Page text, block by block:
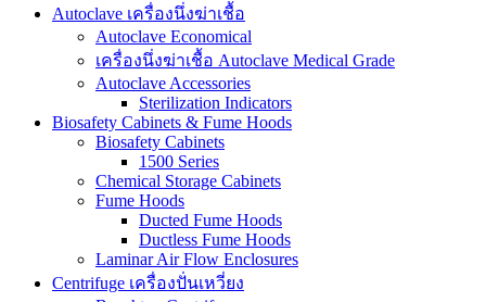
Autoclave เครื่องนึ่งฆ่าเชื้อ
Autoclave Economical
เครื่องนึ่งฆ่าเชื้อ Autoclave Medical Grade
Autoclave Accessories
Sterilization Indicators
Biosafety Cabinets & Fume Hoods
Biosafety Cabinets
1500 Series
Chemical Storage Cabinets
Fume Hoods
Ducted Fume Hoods
Ductless Fume Hoods
Laminar Air Flow Enclosures
Centrifuge เครื่องปั่นเหวี่ยง